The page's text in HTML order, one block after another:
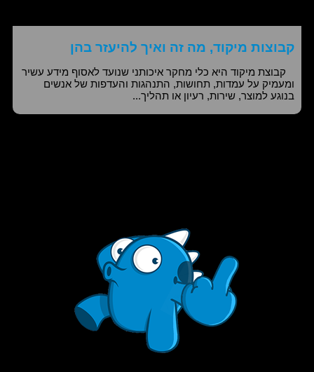
קבוצות מיקוד, מה זה ואיך להיעזר בהן
קבוצת מיקוד היא כלי מחקר איכותני שנועד לאסוף מידע עשיר
ומעמיק על עמדות, תחושות, התנהגות והעדפות של אנשים
בנוגע למוצר, שירות, רעיון או תהליך...